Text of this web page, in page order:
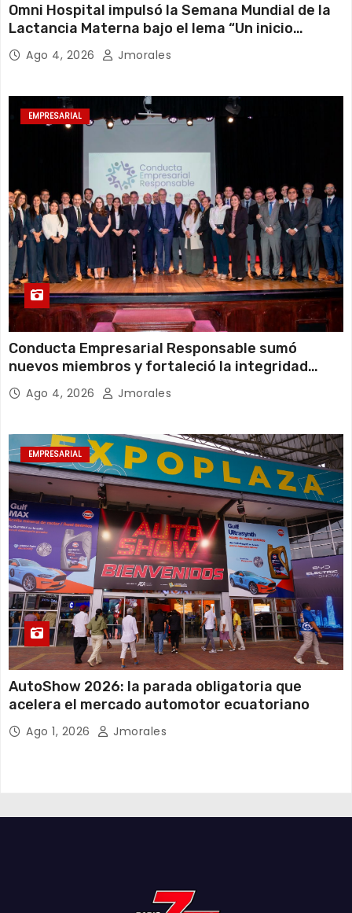
Omni Hospital impulsó la Semana Mundial de la
Lactancia Materna bajo el lema “Un inicio
sostenible en cualquier circunstancia”
Ago 4, 2026 Jmorales
EMPRESARIAL
Conducta Empresarial Responsable sumó
nuevos miembros y fortaleció la integridad
empresarial en Ecuador
Ago 4, 2026 Jmorales
EMPRESARIAL
AutoShow 2026: la parada obligatoria que
acelera el mercado automotor ecuatoriano
Ago 1, 2026 Jmorales